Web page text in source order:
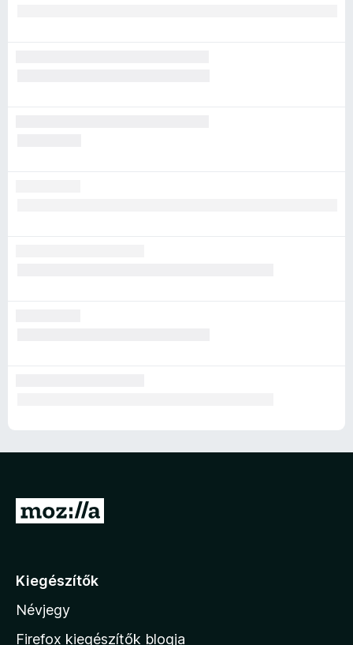
U
á
a
M
Kiegészítők
Névjegy
Firefox kiegészítők blogja